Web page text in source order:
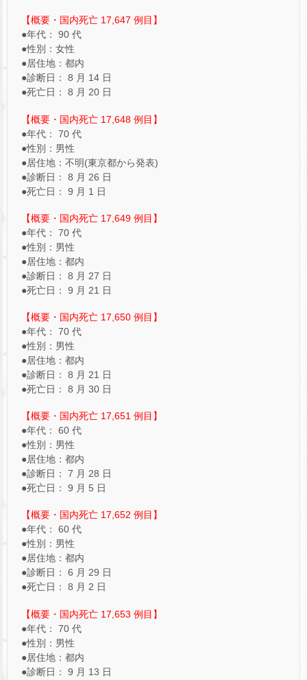
【概要・国内死亡 17,647 例目】
●年代： 90 代
●性別：女性
●居住地：都内
●診断日： 8 月 14 日
●死亡日： 8 月 20 日
【概要・国内死亡 17,648 例目】
●年代： 70 代
●性別：男性
●居住地：不明(東京都から発表)
●診断日： 8 月 26 日
●死亡日： 9 月 1 日
【概要・国内死亡 17,649 例目】
●年代： 70 代
●性別：男性
●居住地：都内
●診断日： 8 月 27 日
●死亡日： 9 月 21 日
【概要・国内死亡 17,650 例目】
●年代： 70 代
●性別：男性
●居住地：都内
●診断日： 8 月 21 日
●死亡日： 8 月 30 日
【概要・国内死亡 17,651 例目】
●年代： 60 代
●性別：男性
●居住地：都内
●診断日： 7 月 28 日
●死亡日： 9 月 5 日
【概要・国内死亡 17,652 例目】
●年代： 60 代
●性別：男性
●居住地：都内
●診断日： 6 月 29 日
●死亡日： 8 月 2 日
【概要・国内死亡 17,653 例目】
●年代： 70 代
●性別：男性
●居住地：都内
●診断日： 9 月 13 日